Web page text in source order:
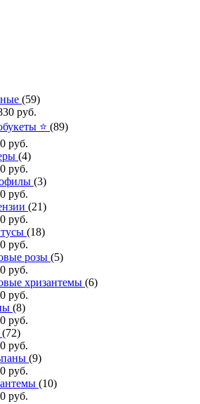
(59)
руб.
⭐ (89)
руб.
(4)
руб.
(3)
руб.
(21)
руб.
(18)
руб.
розы (5)
руб.
хризантемы (6)
руб.
(8)
руб.
(72)
руб.
(9)
руб.
(10)
руб.